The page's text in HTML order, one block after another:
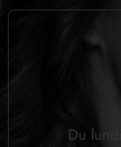
Du